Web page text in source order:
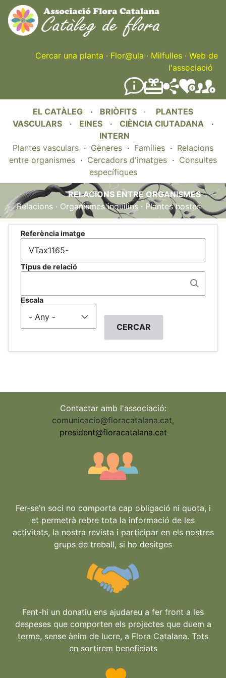
Skip
to
main
content
Cercar una planta · Flor@ula · Milfulles · Web de
l'associació
EL CATÀLEG · BRIÒFITS · PLANTES
VASCULARS · EINES · CIÈNCIA CIUTADANA ·
INTERN
Plantes vasculars · Gèneres · Famílies · Relacions
entre organismes · Cercadors d'imatges · Consultes
específiques
RELACIONS ENTRE ORGANISMES
Relacions · Organismes inquilins · Plantes hostes
Referència imatge
Tipus de relació
Escala
Contactar amb l'associació:
comunicacio@floracatalana.cat,
president@floracatalana.cat
Fer-se'n soci no comporta cap obligació ni quota, i
et permetrà rebre tota la informació de les
activitats, la nostra revista i participar en els nostres
grups de treball, si ho desitges
Fent-hi un donatiu ens ajudareu a fer front a les
despeses que comporten els projectes que duem a
terme, sense ànim de lucre, a Flora Catalana. Tots
en sortirem beneficiats